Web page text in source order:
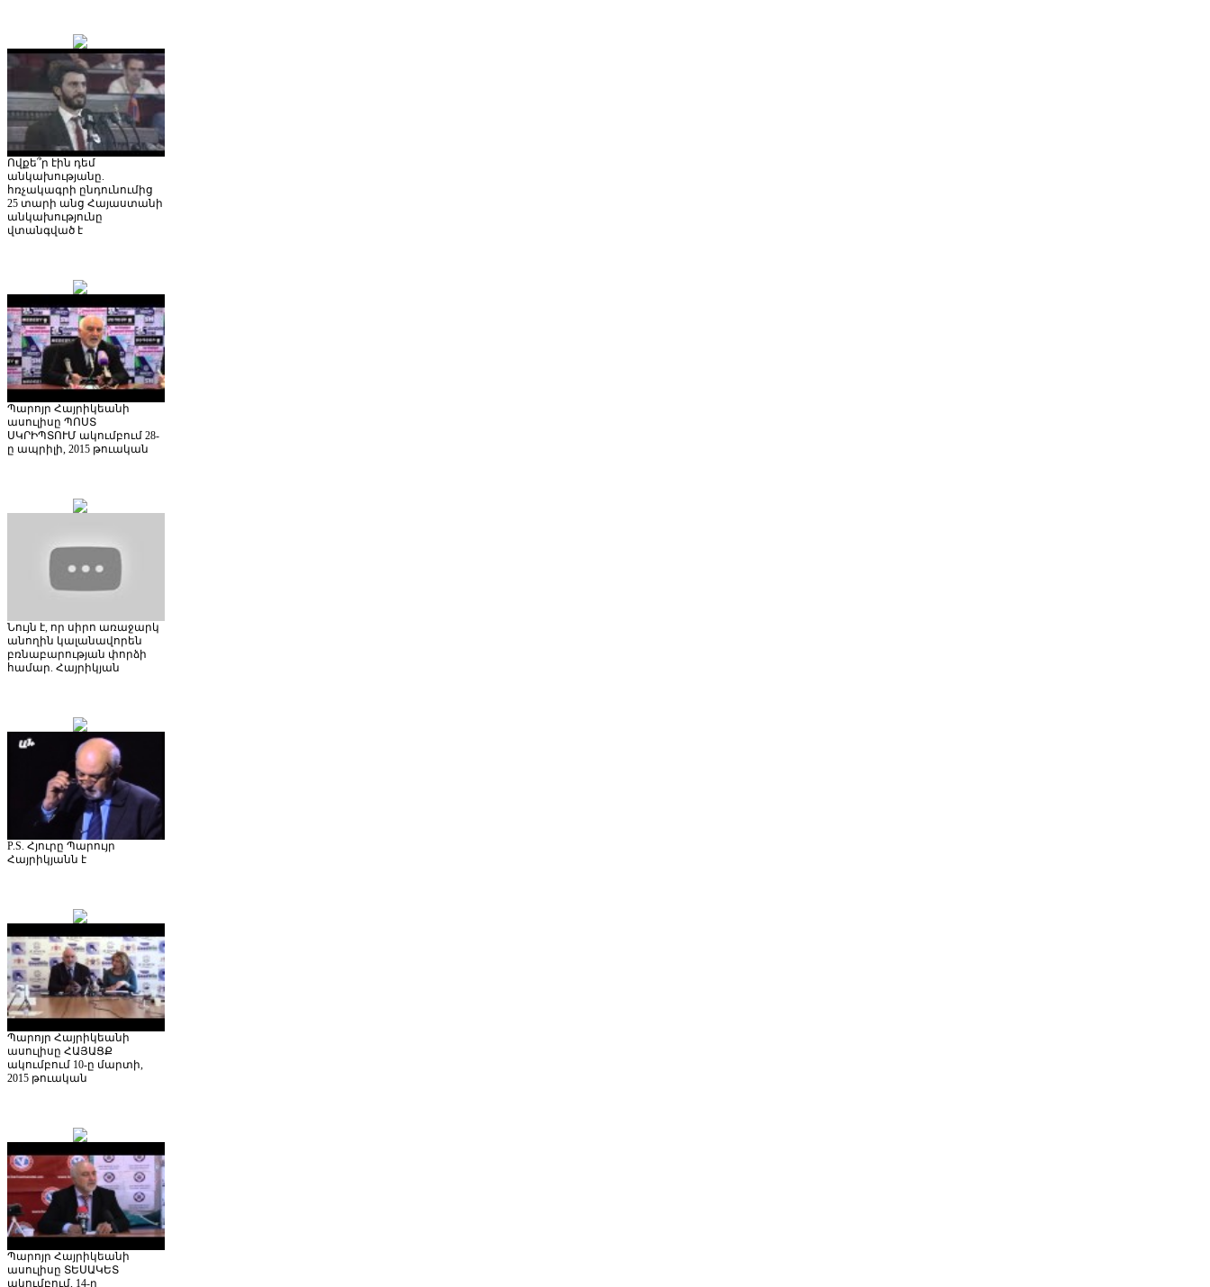
Ովքե՞ր էին դեմ
անկախությանը.
հռչակագրի ընդունումից
25 տարի անց Հայաստանի
անկախությունը
վտանգված է
Պարոյր Հայրիկեանի
ասուլիսը ՊՈՍՏ
ՍԿՐԻՊՏՈՒՄ ակումբում 28-
ը ապրիլի, 2015 թուական
Նույն է, որ սիրո առաջարկ
անողին կալանավորեն
բռնաբարության փորձի
համար. Հայրիկյան
P.S. Հյուրը Պարույր
Հայրիկյանն է
Պարոյր Հայրիկեանի
ասուլիսը ՀԱՅԱՑՔ
ակումբում 10-ը մարտի,
2015 թուական
Պարոյր Հայրիկեանի
ասուլիսը ՏԵՍԱԿԵՏ
ակումբում, 14-ը